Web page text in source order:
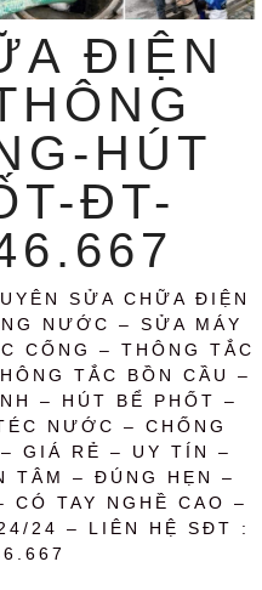
ĐIỆN
HÚT
ĐT-
SỬA CHỮA ĐIỆN
NƯỚC – SỬA MÁY
CỐNG – THÔNG TẮC
TẮC BỒN CẦU –
– HÚT BỂ PHỐT –
NƯỚC – CHỐNG
GIÁ RẺ – UY TÍN –
TÂM – ĐÚNG HẸN –
TAY NGHỀ CAO –
24 – LIÊN HỆ SĐT :